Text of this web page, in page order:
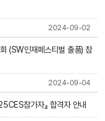
2024-09-02
(SW인재페스티벌 출품) 참
2024-09-04
참가자』 합격자 안내